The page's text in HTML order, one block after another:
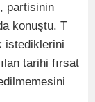
partisinin
konuştu. T
istediklerini
tarihi fırsat